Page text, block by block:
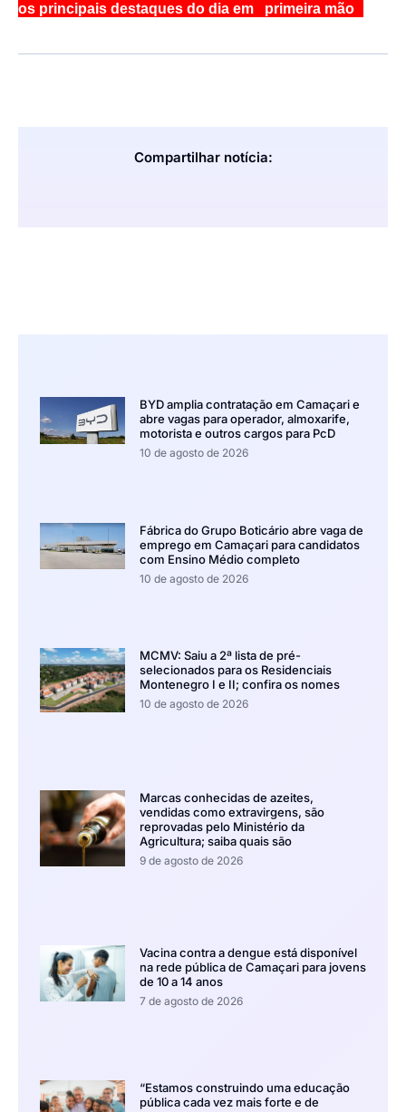
os principais destaques do dia em primeira mão
Compartilhar notícia:
BYD amplia contratação em Camaçari e
abre vagas para operador, almoxarife,
motorista e outros cargos para PcD
10 de agosto de 2026
Fábrica do Grupo Boticário abre vaga de
emprego em Camaçari para candidatos
com Ensino Médio completo
10 de agosto de 2026
MCMV: Saiu a 2ª lista de pré-
selecionados para os Residenciais
Montenegro I e II; confira os nomes
10 de agosto de 2026
Marcas conhecidas de azeites,
vendidas como extravirgens, são
reprovadas pelo Ministério da
Agricultura; saiba quais são
9 de agosto de 2026
Vacina contra a dengue está disponível
na rede pública de Camaçari para jovens
de 10 a 14 anos
7 de agosto de 2026
“Estamos construindo uma educação
pública cada vez mais forte e de